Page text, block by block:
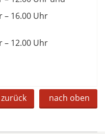
– 16.00 Uhr
– 12.00 Uhr
zurück nach oben